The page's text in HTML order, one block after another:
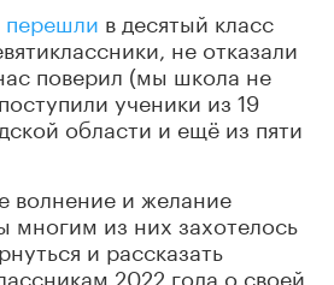
перешли в десятый класс
не отказали
поверил (мы школа не
ученики из 19
области и ещё из пяти
волнение и желание
многим из них захотелось
и рассказать
2022 года о своей